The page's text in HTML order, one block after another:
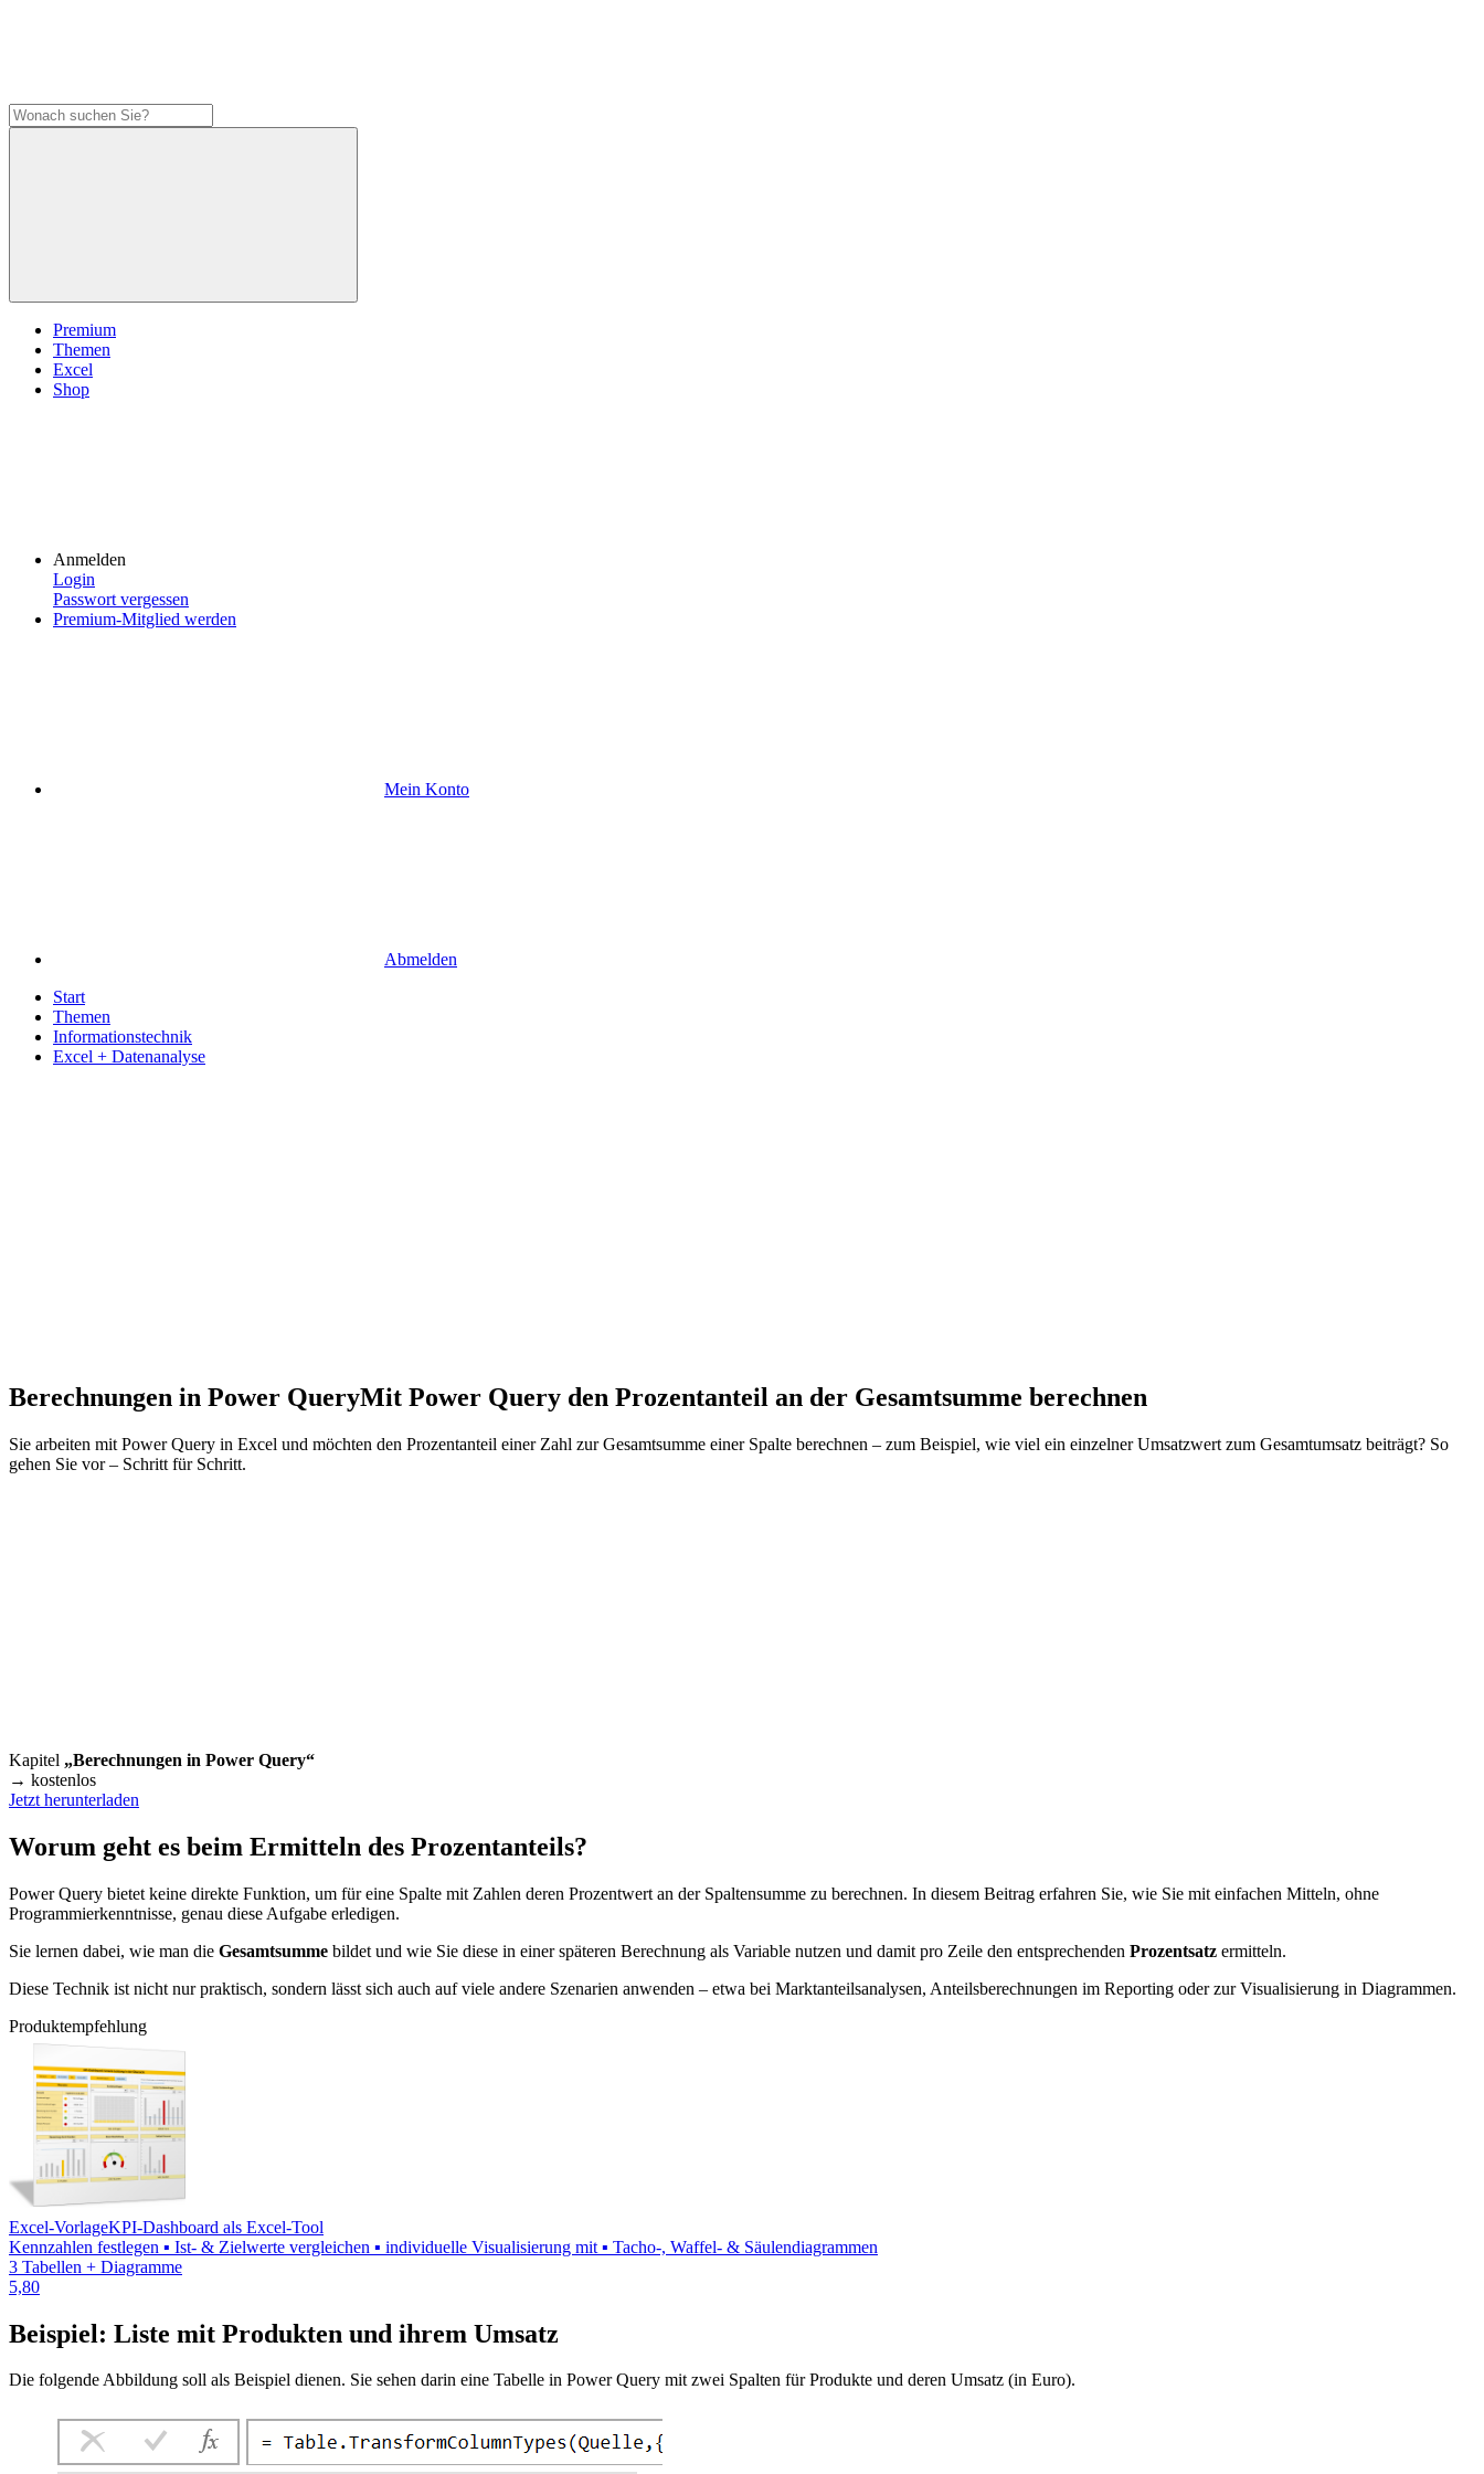
Premium
Themen
Excel
Shop
Anmelden
Login
Passwort vergessen
Premium-Mitglied werden
Mein Konto
Abmelden
Start
Themen
Informationstechnik
Excel + Datenanalyse
Berechnungen in Power QueryMit Power Query den Prozentanteil an der Gesamtsumme berechnen
Sie arbeiten mit Power Query in Excel und möchten den Prozentanteil einer Zahl zur Gesamtsumme einer Spalte berechnen – zum Beispiel, wie viel ein einzelner Umsatzwert zum Gesamtumsatz beiträgt? So
gehen Sie vor – Schritt für Schritt.
Kapitel „Berechnungen in Power Query“
→ kostenlos
Jetzt herunterladen
Worum geht es beim Ermitteln des Prozentanteils?
Power Query bietet keine direkte Funktion, um für eine Spalte mit Zahlen deren Prozentwert an der Spaltensumme zu berechnen. In diesem Beitrag erfahren Sie, wie Sie mit einfachen Mitteln, ohne
Programmierkenntnisse, genau diese Aufgabe erledigen.
Sie lernen dabei, wie man die Gesamtsumme bildet und wie Sie diese in einer späteren Berechnung als Variable nutzen und damit pro Zeile den entsprechenden Prozentsatz ermitteln.
Diese Technik ist nicht nur praktisch, sondern lässt sich auch auf viele andere Szenarien anwenden – etwa bei Marktanteilsanalysen, Anteilsberechnungen im Reporting oder zur Visualisierung in Diagrammen.
Produktempfehlung
Excel-VorlageKPI-Dashboard als Excel-Tool
Kennzahlen festlegen ▪ Ist- & Zielwerte vergleichen ▪ individuelle Visualisierung mit ▪ Tacho-, Waffel- & Säulendiagrammen
3 Tabellen + Diagramme
5,80
Beispiel: Liste mit Produkten und ihrem Umsatz
Die folgende Abbildung soll als Beispiel dienen. Sie sehen darin eine Tabelle in Power Query mit zwei Spalten für Produkte und deren Umsatz (in Euro).